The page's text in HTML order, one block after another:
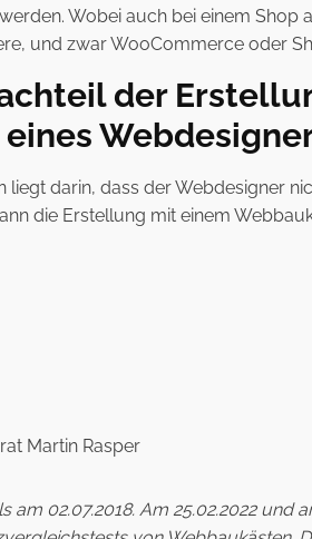
Wobei auch bei einem
und zwar WooCommerce oder
der
liegt darin, dass der Webdesigner
die Erstellung mit einem
Martin Rasper
am 02.07.2018. Am 25.02.2022 und